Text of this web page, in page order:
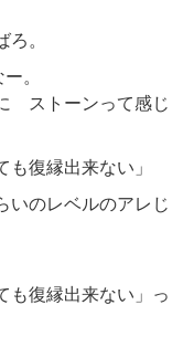
。
。
ストーンって感じ
も復縁出来ない」
いのレベルのアレじ
も復縁出来ない」っ